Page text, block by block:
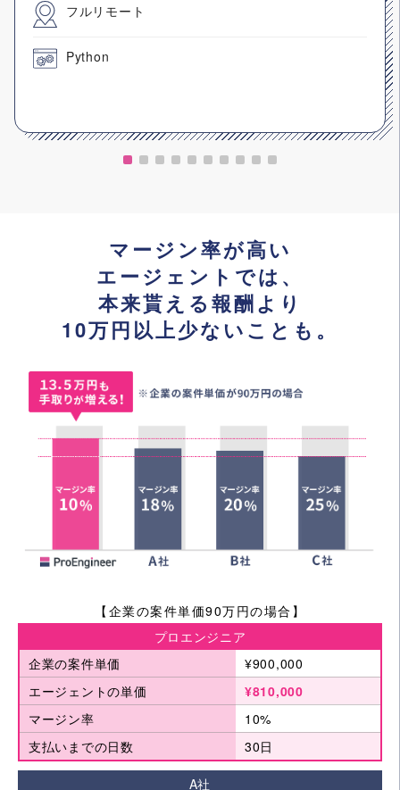
フルリモート
Python
マージン率が高い
エージェントでは、
本来貰える報酬より
10万円以上少ないことも。
【企業の案件単価90万円の場合】
プロエンジニア
企業の案件単価
¥900,000
エージェントの単価
¥810,000
マージン率
10%
支払いまでの日数
30日
A社